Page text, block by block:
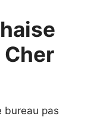
Cher
bureau pas